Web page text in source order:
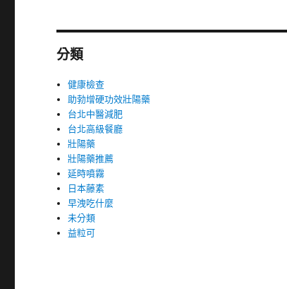
分類
健康檢查
助勃增硬功效壯陽藥
台北中醫減肥
台北高級餐廳
壯陽藥
壯陽藥推薦
延時噴霧
日本藤素
早洩吃什麼
未分類
益粒可